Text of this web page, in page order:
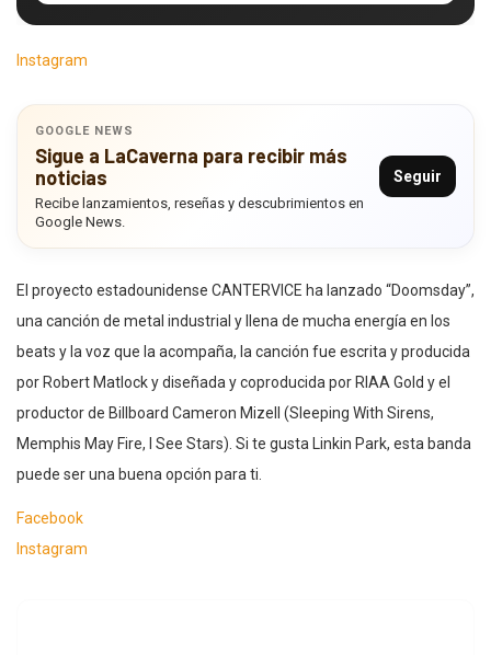
Instagram
GOOGLE NEWS
Sigue a LaCaverna para recibir más
noticias
Recibe lanzamientos, reseñas y descubrimientos en
Google News.
Seguir
El proyecto estadounidense CANTERVICE ha lanzado “Doomsday”,
una canción de metal industrial y llena de mucha energía en los
beats y la voz que la acompaña, la canción fue escrita y producida
por Robert Matlock y diseñada y coproducida por RIAA Gold y el
productor de Billboard Cameron Mizell (Sleeping With Sirens,
Memphis May Fire, I See Stars). Si te gusta Linkin Park, esta banda
puede ser una buena opción para ti.
Facebook
Instagram